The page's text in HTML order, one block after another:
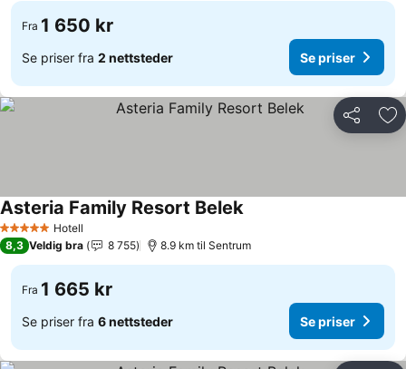
Fra 1 650 kr
Se priser fra 2 nettsteder Se priser
Del
5 Stjerner Hotell
Asteria Family Resort Belek
8,3 Veldig bra 8 755 8.9 km til Sentrum
Fra 1 665 kr
Se priser fra 6 nettsteder Se priser